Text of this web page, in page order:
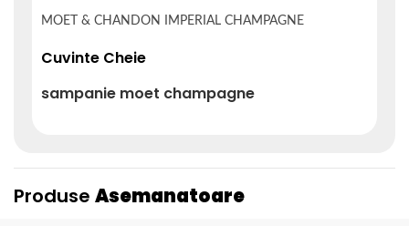
MOET & CHANDON IMPERIAL CHAMPAGNE
Cuvinte Cheie
sampanie moet champagne
Produse Asemanatoare